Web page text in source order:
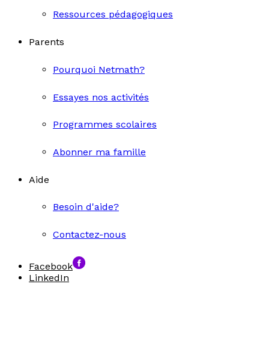
Ressources pédagogiques
Parents
Pourquoi Netmath?
Essayes nos activités
Programmes scolaires
Abonner ma famille
Aide
Besoin d'aide?
Contactez-nous
Facebook
LinkedIn